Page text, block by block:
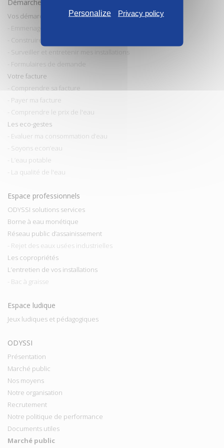
Démarches et conseils
Vos démarches
- Emmenager / Déménager
- Construire / Faire des travaux
- Surveiller et entretenir mes installations
- Formulaires de demande
Votre facture
- Comprendre sa facture
- Payer ma facture
- Comprendre le prix de l'eau
Les eco-gestes
- Evaluer ma consommation d’eau
- Soyons econ’eau
- L’eau potable
- La qualité de l'eau
Espace professionnels
ODYSSI solutions services
Borne à eau monétique
Réseau public d’assainissement
- Rejet des eaux usées industrielles
Les copropriétés
L’entretien de vos installations
- Bac à graisse
Espace ludique
Jeux ludiques et pédagogiques
ODYSSI
Présentation
Marché public
Nos moyens
Notre organisation
Recrutement
Notre politique de performance
Documents utiles
Marché public
Personalize Privacy policy